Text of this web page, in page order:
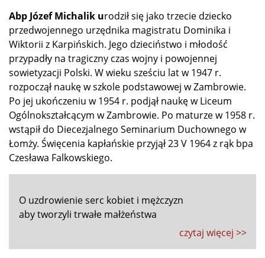
Abp Józef Michalik urodził się jako trzecie dziecko
przedwojennego urzędnika magistratu Dominika i
Wiktorii z Karpińskich. Jego dzieciństwo i młodość
przypadły na tragiczny czas wojny i powojennej
sowietyzacji Polski. W wieku sześciu lat w 1947 r.
rozpoczął naukę w szkole podstawowej w Zambrowie.
Po jej ukończeniu w 1954 r. podjął naukę w Liceum
Ogólnokształcącym w Zambrowie. Po maturze w 1958 r.
wstąpił do Diecezjalnego Seminarium Duchownego w
Łomży. Święcenia kapłańskie przyjął 23 V 1964 z rąk bpa
Czesława Falkowskiego.
O uzdrowienie serc kobiet i mężczyzn
aby tworzyli trwałe małżeństwa
czytaj więcej >>